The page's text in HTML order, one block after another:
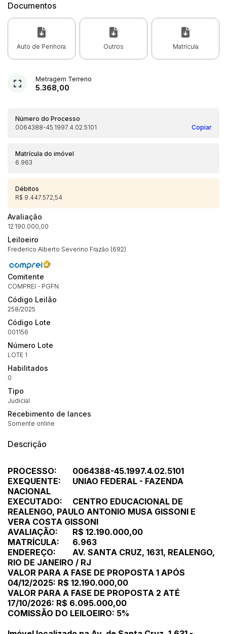
Documentos
Auto de Penhora Outros Matrícula
Metragem Terreno
5.368,00
Número do Processo
0064388-45.1997.4.02.5101
Copiar
Matrícula do imóvel
6.963
Débitos
R$ 9.447.572,54
Avaliação
12.190.000,00
Leiloeiro
Frederico Alberto Severino Frazão (692)
Comitente
COMPREI - PGFN
Código Leilão
258/2025
Código Lote
001156
Número Lote
LOTE 1
Habilitados
0
Tipo
Judicial
Recebimento de lances
Somente online
Descrição
PROCESSO:
0064388-45.1997.4.02.5101
EXEQUENTE:
UNIAO FEDERAL - FAZENDA
NACIONAL
EXECUTADO:
CENTRO EDUCACIONAL DE
REALENGO, PAULO ANTONIO MUSA GISSONI E
VERA COSTA GISSONI
AVALIAÇÃO:
R$ 12.190.000,00
MATRÍCULA:
6.963
ENDEREÇO:
AV. SANTA CRUZ, 1631, REALENGO,
RIO DE JANEIRO / RJ
VALOR PARA A FASE DE PROPOSTA 1 APÓS
04/12/2025: R$ 12.190.000,00
VALOR PARA A FASE DE PROPOSTA 2 ATÉ
17/10/2026: R$ 6.095.000,00
COMISSÃO DO LEILOEIRO: 5%